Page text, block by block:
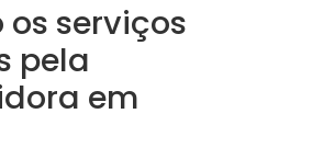
os serviços
pela
em